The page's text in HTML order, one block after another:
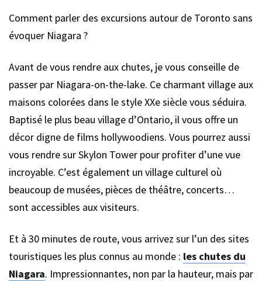
Comment parler des excursions autour de Toronto sans
évoquer Niagara ?
Avant de vous rendre aux chutes, je vous conseille de
passer par Niagara-on-the-lake. Ce charmant village aux
maisons colorées dans le style XXe siècle vous séduira.
Baptisé le plus beau village d’Ontario, il vous offre un
décor digne de films hollywoodiens. Vous pourrez aussi
vous rendre sur Skylon Tower pour profiter d’une vue
incroyable. C’est également un village culturel où
beaucoup de musées, pièces de théâtre, concerts…
sont accessibles aux visiteurs.
Et à 30 minutes de route, vous arrivez sur l’un des sites
touristiques les plus connus au monde : les chutes du
Niagara. Impressionnantes, non par la hauteur, mais par